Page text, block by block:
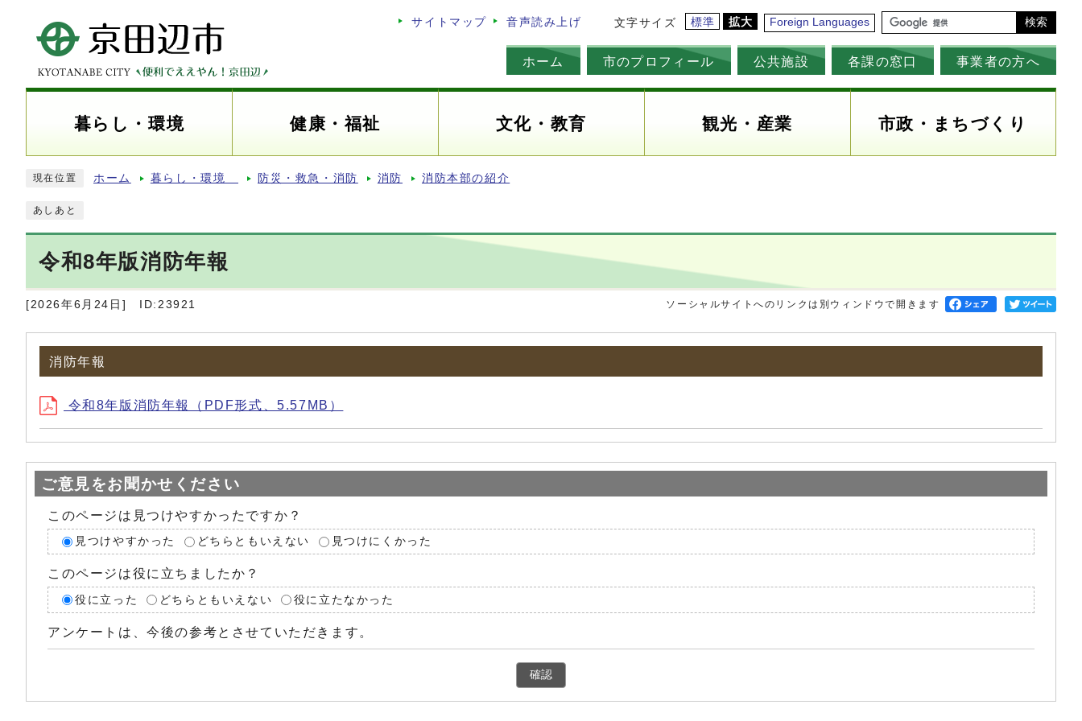
サイトマップ 音声読み上げ 文字サイズ 標準 拡大 Foreign Languages 検索
ホーム 市のプロフィール 公共施設 各課の窓口 事業者の方へ
暮らし・環境 健康・福祉 文化・教育 観光・産業 市政・まちづくり
現在位置 ホーム 暮らし・環境 防災・救急・消防 消防 消防本部の紹介
あしあと
令和8年版消防年報
[2026年6月24日] ID:23921 ソーシャルサイトへのリンクは別ウィンドウで開きます
消防年報
令和8年版消防年報（PDF形式、5.57MB）
ご意見をお聞かせください
このページは見つけやすかったですか？
見つけやすかった どちらともいえない 見つけにくかった
このページは役に立ちましたか？
役に立った どちらともいえない 役に立たなかった
アンケートは、今後の参考とさせていただきます。
確認